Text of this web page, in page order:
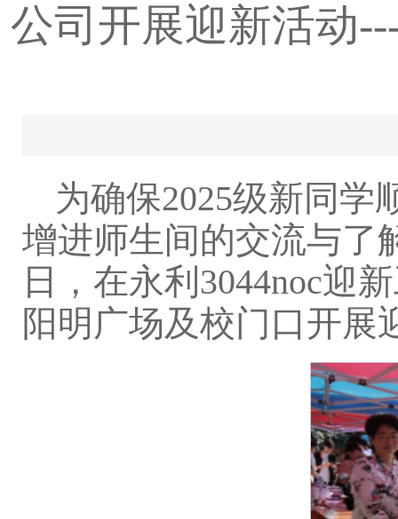
公司开展迎新活动
为确保2025级新同学
增进师生间的交流与了
日，在永利3044noc迎
阳明广场及校门口开展